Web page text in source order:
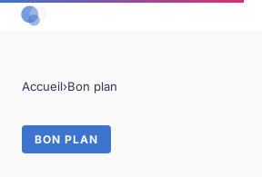
Accueil›Bon plan
BON PLAN